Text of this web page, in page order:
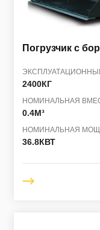
Погрузчик с
2400КГ
НОМИНАЛЬНАЯ
0.4M³
НОМИНАЛЬНАЯ
36.8КВТ